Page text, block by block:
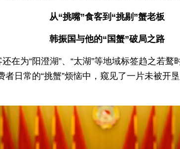
从“挑嘴”食客到“挑剔”蟹老板
韩振国与他的“国蟹”破局之路
在为“阳澄湖”、“太湖”等地域标签趋之若
者日常的“挑蟹”烦恼中，窥见了一片未被开